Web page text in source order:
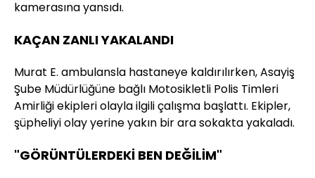
kamerasına yansıdı.
KAÇAN ZANLI YAKALANDI
Murat E. ambulansla hastaneye kaldırılırken, Asayiş
Şube Müdürlüğüne bağlı Motosikletli Polis Timleri
Amirliği ekipleri olayla ilgili çalışma başlattı. Ekipler,
şüpheliyi olay yerine yakın bir ara sokakta yakaladı.
"GÖRÜNTÜLERDEKİ BEN DEĞİLİM"